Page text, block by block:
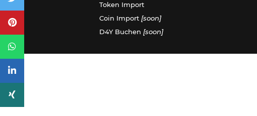
Token Import
Coin Import [soon]
D4Y Buchen [soon]